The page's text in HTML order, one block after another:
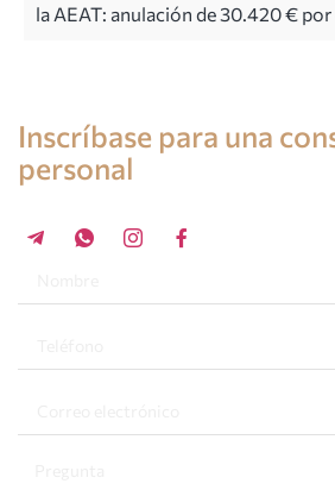
la AEAT: anulación de 30.420 € por
Inscríbase para una
personal